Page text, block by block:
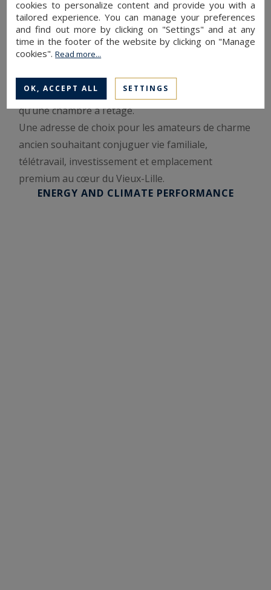
maison et bénéficiant chacun de leur propre
entrée. Actuellement loués, ils génèrent environ 20
000 € de revenus locatifs annuels, participant
significativement au financement de l’acquisition.
Chaque duplex propose une agréable pièce de vie
avec cuisine ouverte, une salle de douche ainsi
qu’une chambre à l’étage.
Une adresse de choix pour les amateurs de charme
ancien souhaitant conjuguer vie familiale,
télétravail, investissement et emplacement
premium au cœur du Vieux-Lille.
ENERGY AND CLIMATE PERFORMANCE
cookies to personalize content and provide you with a
tailored experience. You can manage your preferences
and find out more by clicking on "Settings" and at any
time in the footer of the website by clicking on "Manage
cookies".Read more...
OK, ACCEPT ALL SETTINGS